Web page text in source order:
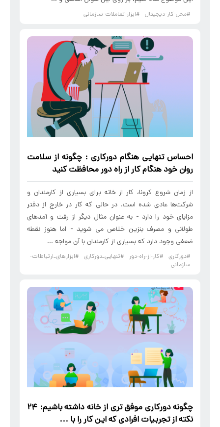
#محل-کار-دیجیتال #ابزار-تعاملات-سازمانی
احساستنهایی هنگام دورکاری : چگونه از سلامت
روان خود هنگامکار از راه دور محافظت کنید
از زمان شروع کرونا، کار از خانه برای بسیاری از کارمندان و
شرکت‌ها عادی شده است. در حالی که کار در خارج از دفتر
مزایای خود را دارد - به عنوان مثال دیگر از رفت و آمدهای
طولانی و مصرف بنزین خلاص می شوید - اما هنوز نقطه
ضعفی وجود دارد که بسیاری از کارمندان با آن مواجه ...
#دورکاری #کار-از-راه-دور #تنهایی_دورکاری
#ابزارهای_ارتباطات-
سازمانی
چگونهدورکاری
موفق تری از خانه داشته باشیم: 24
نکته از تجربیات افرادی که این کار را با ...